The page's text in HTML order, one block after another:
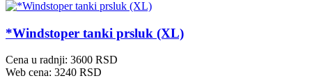
*Windstoper tanki prsluk (XL)
Cena u radnji: 3600 RSD
Web cena: 3240 RSD